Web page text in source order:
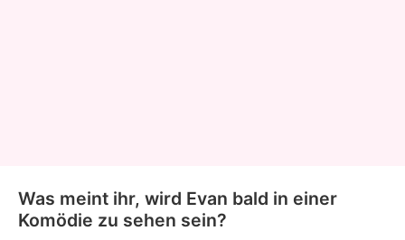
Was meint ihr, wird Evan bald in einer
Komödie zu sehen sein?